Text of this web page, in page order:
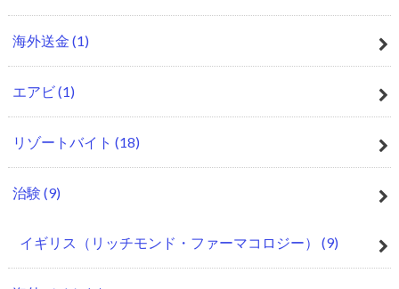
海外送金 (1)
エアビ(1)
リゾートバイト (18)
治験 (9)
イギリス（リッチモンド・ファーマコロジー） (9)